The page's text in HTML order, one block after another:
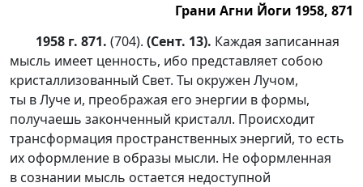
Грани Агни Йоги 1958, 871
1958 г. 871. (704). (Сент. 13). Каждая записанная
мысль имеет ценность, ибо представляет собою
кристаллизованный Свет. Ты окружен Лучом,
ты в Луче и, преображая его энергии в формы,
получаешь законченный кристалл. Происходит
трансформация пространственных энергий, то есть
их оформление в образы мысли. Не оформленная
в сознании мысль остается недоступной